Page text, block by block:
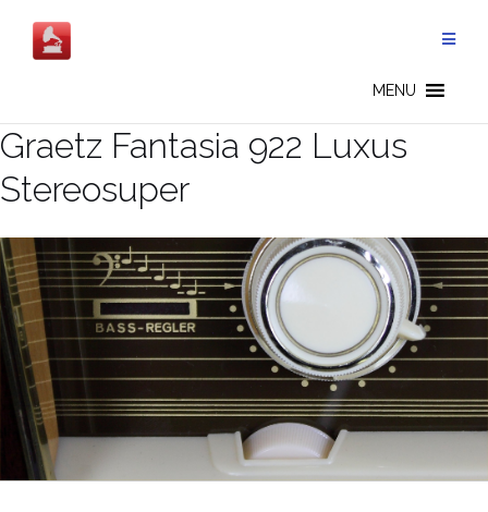
contenuto
MENU
Graetz Fantasia 922 Luxus
Stereosuper